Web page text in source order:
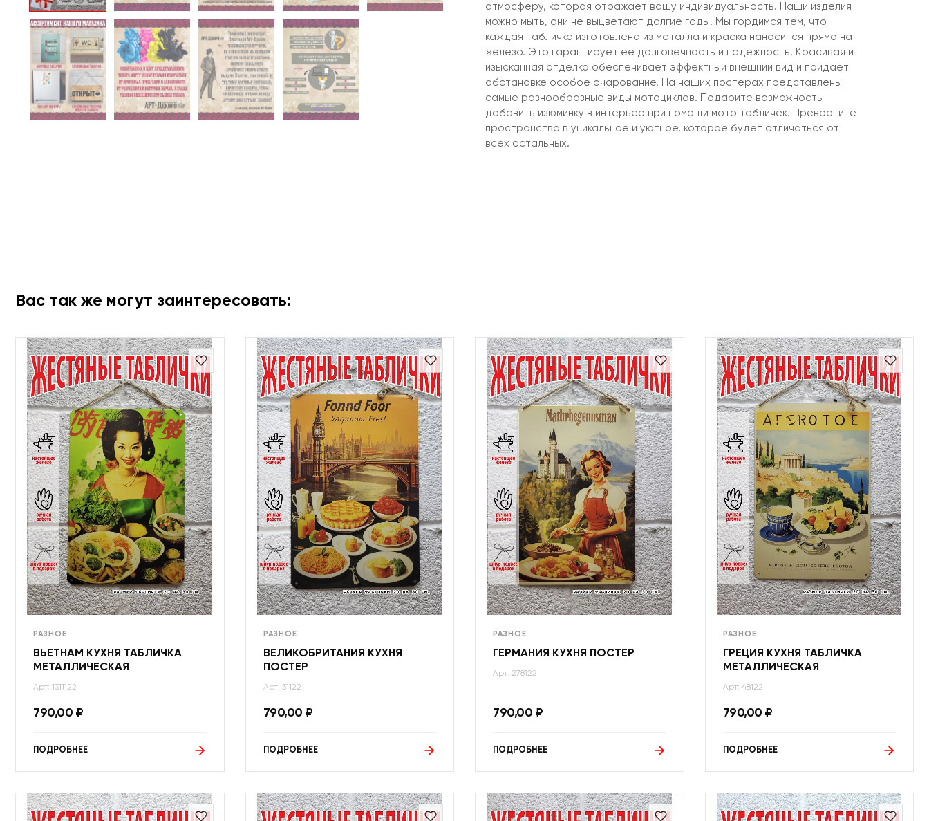
атмосферу, которая отражает вашу индивидуальность. Наши изделия
можно мыть, они не выцветают долгие годы. Мы гордимся тем, что
каждая табличка изготовлена из металла и краска наносится прямо на
железо. Это гарантирует ее долговечность и надежность. Красивая и
изысканная отделка обеспечивает эффектный внешний вид и придает
обстановке особое очарование. На наших постерах представлены
самые разнообразные виды мотоциклов. Подарите возможность
добавить изюминку в интерьер при помощи мото табличек. Превратите
пространство в уникальное и уютное, которое будет отличаться от
всех остальных.
Вас так же могут заинтересовать:
РАЗНОЕ
ВЬЕТНАМ КУХНЯ ТАБЛИЧКА
МЕТАЛЛИЧЕСКАЯ
Арт: 1311122
790,00 ₽
ПОДРОБНЕЕ
РАЗНОЕ
ВЕЛИКОБРИТАНИЯ КУХНЯ
ПОСТЕР
Арт: 31122
790,00 ₽
ПОДРОБНЕЕ
РАЗНОЕ
ГЕРМАНИЯ КУХНЯ ПОСТЕР
Арт: 278122
790,00 ₽
ПОДРОБНЕЕ
РАЗНОЕ
ГРЕЦИЯ КУХНЯ ТАБЛИЧКА
МЕТАЛЛИЧЕСКАЯ
Арт: 48122
790,00 ₽
ПОДРОБНЕЕ